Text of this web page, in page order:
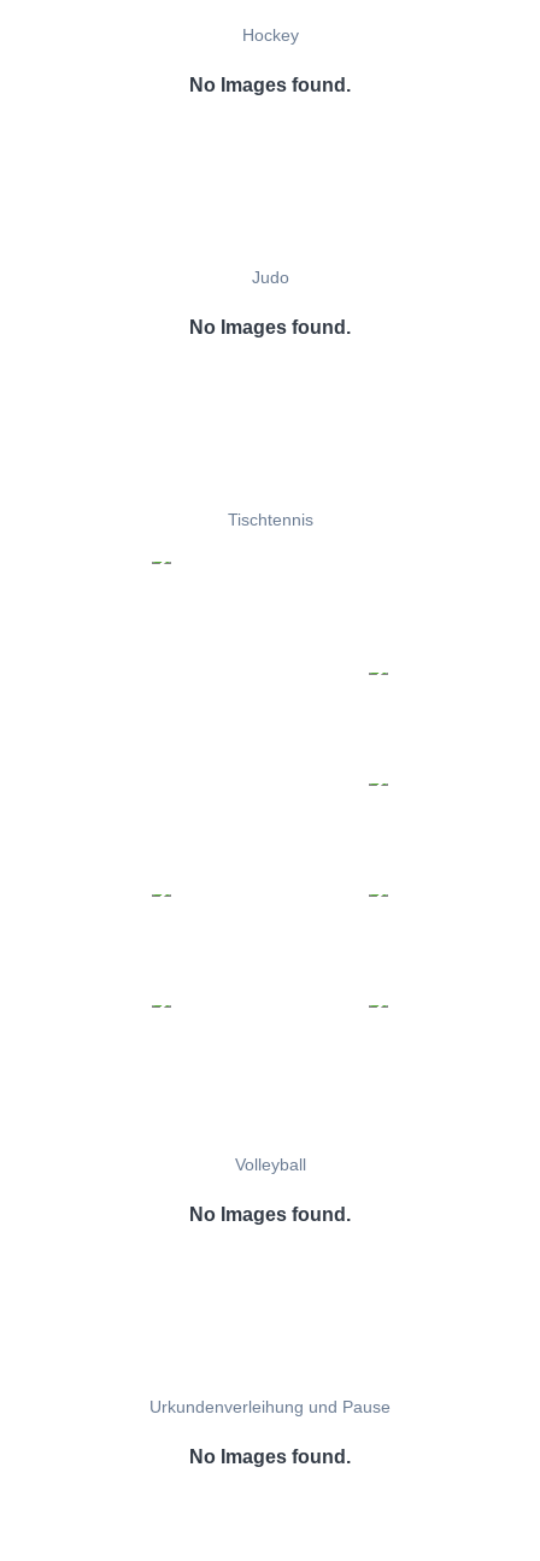
Hockey
No Images found.
Judo
No Images found.
Tischtennis
Volleyball
No Images found.
Urkundenverleihung und Pause
No Images found.